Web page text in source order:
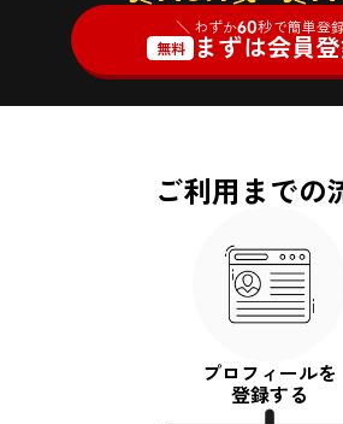
＼ わずか60秒で簡単登
無料
まずは会員
ご利用までの
プロフィールを
登録する